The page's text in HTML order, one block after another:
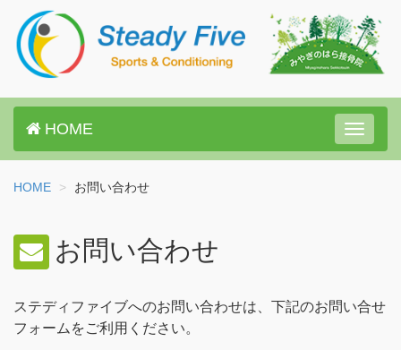
Toggle
HOME
HOME お問い合わせ
お問い合わせ
ステディファイブへのお問い合わせは、下記のお問い合せ
フォームをご利用ください。